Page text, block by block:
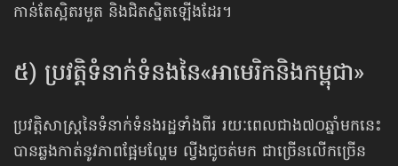
កាន់តែស្អិតរមួត និង​ជិតស្និត​ឡើងដែរ។
៥) ប្រវត្តិទំនាក់ទំនងនៃ«អាមេរិកនិង​កម្ពុជា»
ប្រវត្តិសាស្រ្តនៃទំនាក់ទំនងរដ្ឋទាំងពីរ រយៈពេលជាង​៧០ឆ្នាំមកនេះ
បានឆ្លងកាត់នូវភាពផ្អែមល្ហែម ល្វីងជូចត់មក ជាច្រើន​​លើកច្រើន